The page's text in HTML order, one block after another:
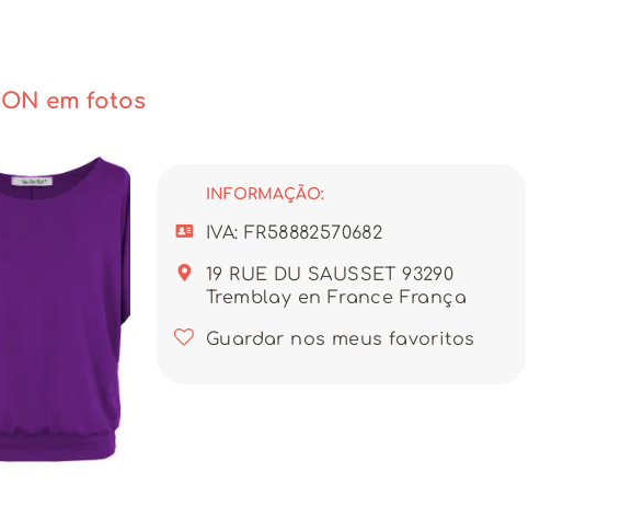
fiável. Ao registar-se na My Fashion
em fotos
INFORMAÇÃO:
IVA: FR58882570682
19 RUE DU SAUSSET 93290
Tremblay en France França
Guardar nos meus favoritos